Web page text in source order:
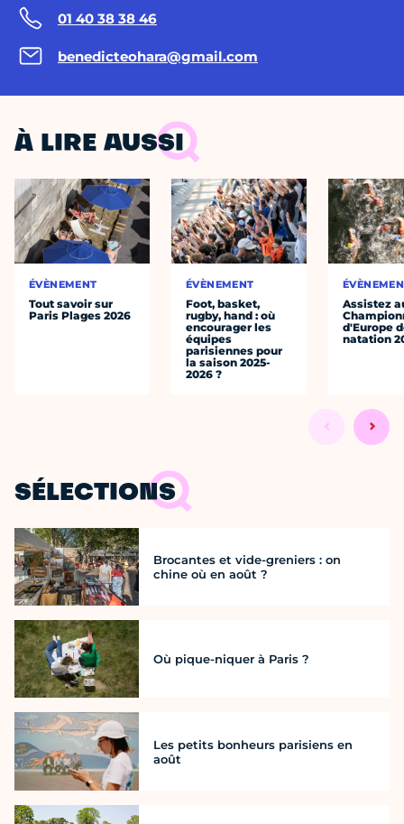
01 40 38 38 46
benedicteohara@gmail.com
À LIRE AUSSI
ÉVÈNEMENT
Tout savoir sur
Paris Plages 2026
ÉVÈNEMENT
Foot, basket,
rugby, hand : où
encourager les
équipes
parisiennes pour
la saison 2025-
2026 ?
Assistez
d'Europe
natation
SÉLECTIONS
Brocantes et vide-greniers : on
chine où en août ?
Où pique-niquer à Paris ?
Les petits bonheurs parisiens en
août